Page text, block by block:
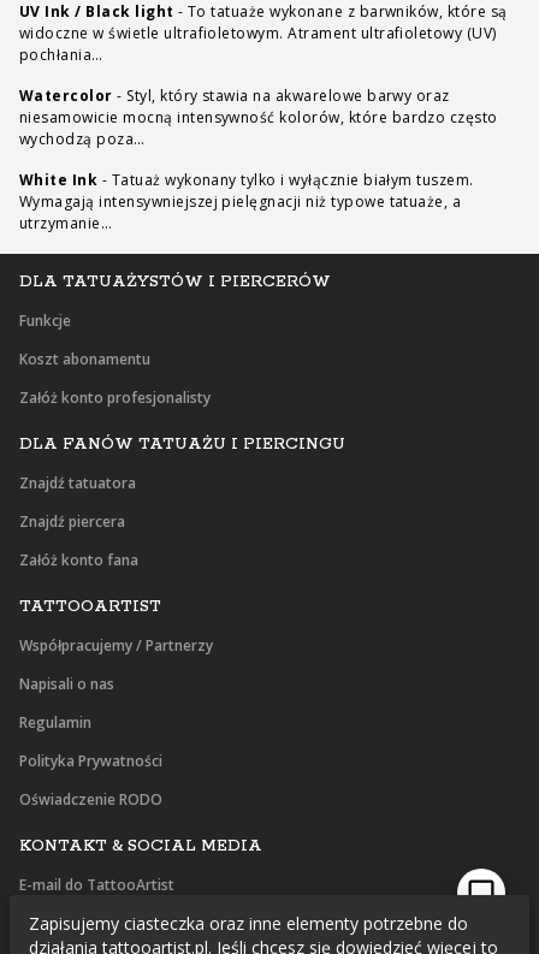
DLA TATUAŻYSTÓW I PIERCERÓW
Funkcje
Koszt abonamentu
Załóż konto profesjonalisty
DLA FANÓW TATUAŻU I PIERCINGU
Znajdź tatuatora
Znajdź piercera
Załóż konto fana
TATTOOARTIST
Współpracujemy / Partnerzy
Napisali o nas
Regulamin
Polityka Prywatności
Oświadczenie RODO
KONTAKT & SOCIAL MEDIA
E-mail do TattooArtist
Facebook
UV Ink / Black light - To tatuaże wykonane z barwników, które są
widoczne w świetle ultrafioletowym. Atrament ultrafioletowy (UV)
pochłania…
Watercolor - Styl, który stawia na akwarelowe barwy oraz
niesamowicie mocną intensywność kolorów, które bardzo często
wychodzą poza…
White Ink - Tatuaż wykonany tylko i wyłącznie białym tuszem.
Wymagają intensywniejszej pielęgnacji niż typowe tatuaże, a
utrzymanie…
Zapisujemy ciasteczka oraz inne elementy potrzebne do
działania tattooartist.pl. Jeśli chcesz się dowiedzieć więcej to